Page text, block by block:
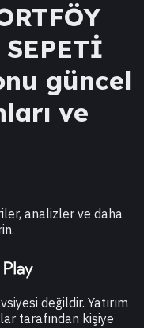
güncel
ve
analizler ve daha
değildir. Yatırım
tarafından kişiye